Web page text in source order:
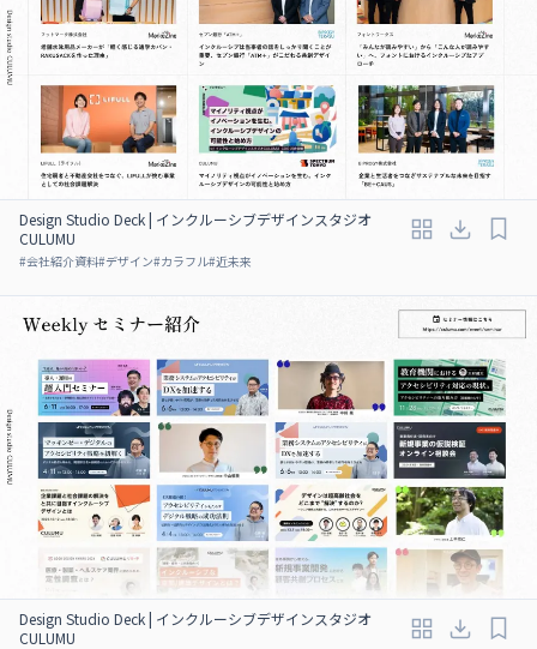
Design Studio Deck | インクルーシブデザインスタジオ
CULUMU
#会社紹介資料#デザイン#カラフル#近未来
Design Studio Deck | インクルーシブデザインスタジオ
CULUMU